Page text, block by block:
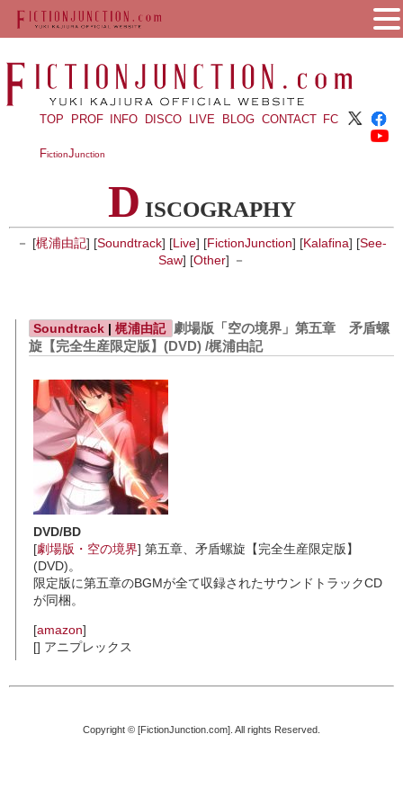
TOP PROF INFO DISCO LIVE BLOG CONTACT FC
FictionJunction
D ISCOGRAPHY
－ [梶浦由記] [Soundtrack] [Live] [FictionJunction] [Kalafina] [See-
Saw] [Other] －
Soundtrack | 梶浦由記 劇場版「空の境界」第五章 矛盾螺
旋【完全生産限定版】(DVD) /梶浦由記
DVD/BD
[劇場版・空の境界] 第五章、矛盾螺旋【完全生産限定版】
(DVD)。
限定版に第五章のBGMが全て収録されたサウンドトラックCD
が同梱。
[amazon]
[] アニプレックス
Copyright © [FictionJunction.com]. All rights Reserved.